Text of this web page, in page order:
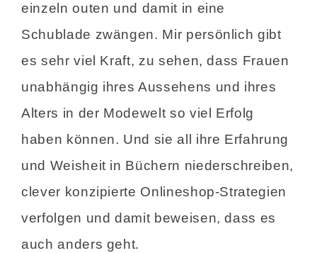
einzeln outen und damit in eine
Schublade zwängen. Mir persönlich gibt
es sehr viel Kraft, zu sehen, dass Frauen
unabhängig ihres Aussehens und ihres
Alters in der Modewelt so viel Erfolg
haben können. Und sie all ihre Erfahrung
und Weisheit in Büchern niederschreiben,
clever konzipierte Onlineshop-Strategien
verfolgen und damit beweisen, dass es
auch anders geht.